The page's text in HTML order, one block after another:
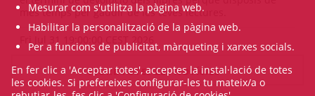
més temps per gaudir de les teves lectures.
Fri Jul 31 19:00:00 CEST 2026
VEURE TOTES LES NOTÍCIES
Mesurar com s'utilitza la pàgina web.
Habilitar la personalització de la pàgina web.
Per a funcions de publicitat, màrqueting i xarxes socials.
En fer clic a 'Acceptar totes', acceptes la instal·lació de totes
les cookies. Si prefereixes configurar-les tu mateix/a o